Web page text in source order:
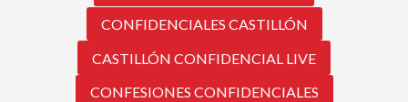
CONFIDENCIALES CASTILLÓN
CASTILLÓN CONFIDENCIAL LIVE
CONFESIONES CONFIDENCIALES